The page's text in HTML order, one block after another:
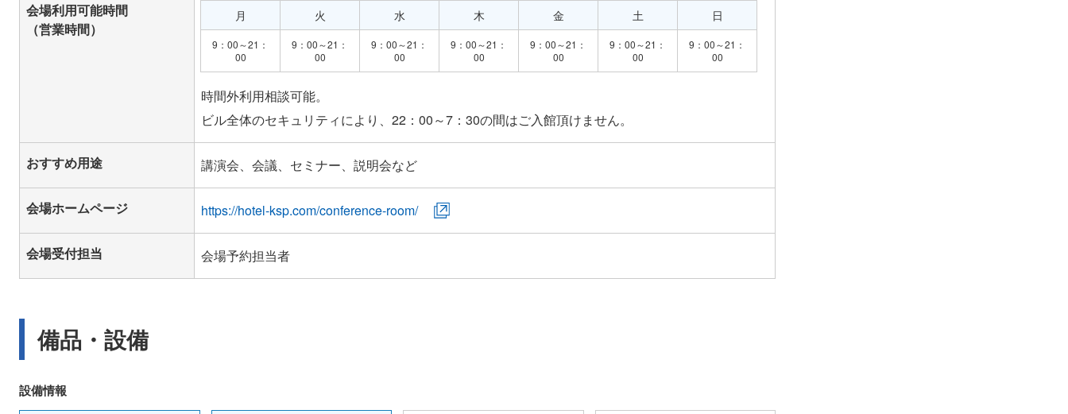
会場利用可能時間
（営業時間）
月
9：00～21：
00
火
9：00～21：
00
水
9：00～21：
00
木
9：00～21：
00
金
9：00～21：
00
土
9：00～21：
00
日
9：00～21：
00
時間外利用相談可能。
おすすめ用途 講演会、会議、セミナー、説明会など
会場ホームページ https://hotel-ksp.com/conference-room/
会場受付担当 会場予約担当者
備品・設備
設備情報